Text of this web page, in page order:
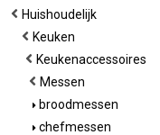
Huishoudelijk
Keuken
Keukenaccessoires
Messen
broodmessen
chefmessen